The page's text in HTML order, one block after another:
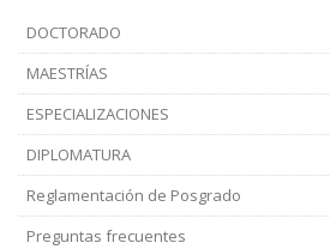
DOCTORADO
MAESTRÍAS
ESPECIALIZACIONES
DIPLOMATURA
Reglamentación de Posgrado
Preguntas frecuentes